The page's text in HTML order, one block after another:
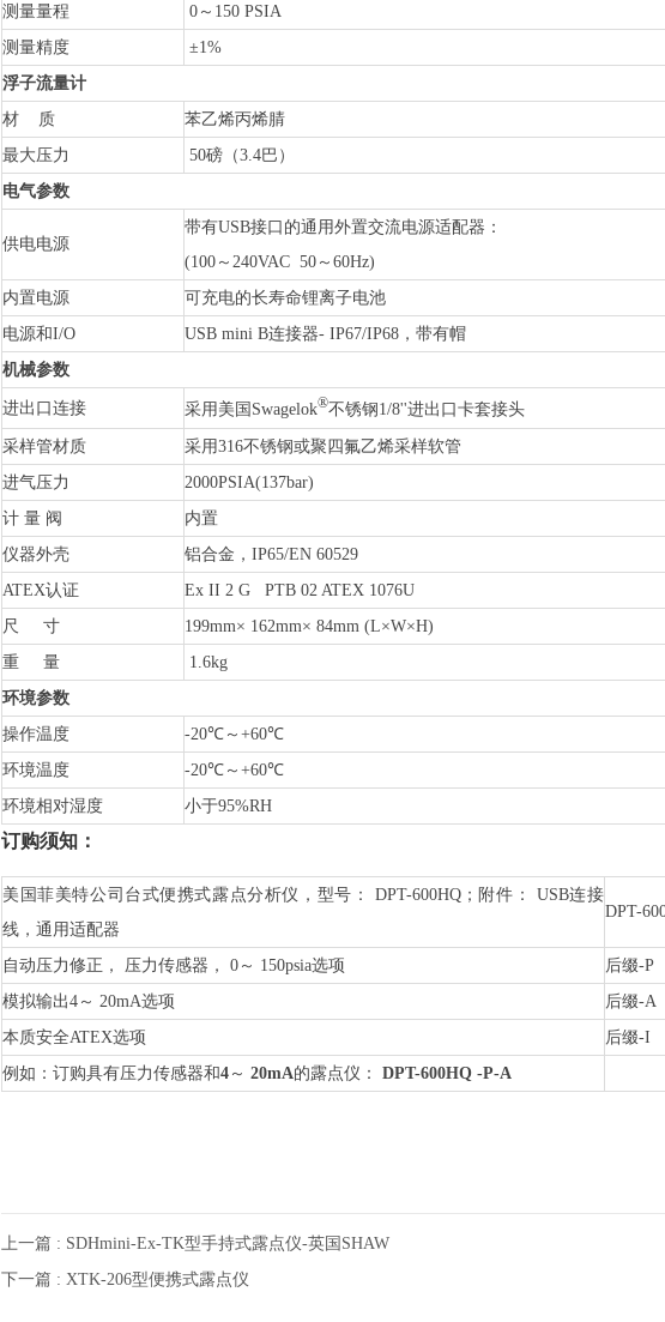
测量量程
0～150 PSIA
测量精度
±1%
浮子流量计
材 质
苯乙烯丙烯腈
最大压力
50磅（3.4巴）
电气参数
供电电源
带有USB接口的通用外置交流电源适配器：
(100～240VAC 50～60Hz)
内置电源
可充电的长寿命锂离子电池
电源和I/O
USB mini B连接器- IP67/IP68，带有帽
机械参数
进出口连接 采用美国Swagelok®不锈钢1/8''进出口卡套接头
采样管材质
采用316不锈钢或聚四氟乙烯采样软管
进气压力
2000PSIA(137bar)
计 量 阀
内置
仪器外壳
铝合金，IP65/EN 60529
ATEX认证
Ex II 2 G PTB 02 ATEX 1076U
尺 寸
199mm× 162mm× 84mm (L×W×H)
重 量
1.6kg
环境参数
操作温度
-20℃～+60℃
环境温度
-20℃～+60℃
环境相对湿度
小于95%RH
订购须知：
美国菲美特公司台式便携式露点分析仪，型号： DPT-600HQ；附件： USB连接
线，通用适配器
DPT-
自动压力修正， 压力传感器， 0～ 150psia选项
后缀-P
模拟输出4～ 20mA选项
后缀-A
本质安全ATEX选项
后缀-I
例如：订购具有压力传感器和4 ～ 20mA的露点仪： DPT-600HQ -P-A
上一篇 : SDHmini-Ex-TK型手持式露点仪-英国SHAW
下一篇 : XTK-206型便携式露点仪